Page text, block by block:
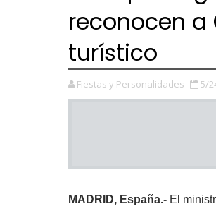
reconocen
turístico
Fiestas y Personalidades 5/
MADRID, España.- El